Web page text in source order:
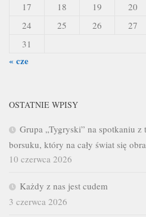
17
18 19 20
24
25 26 27
31
« cze
OSTATNIE WPISY
Grupa „Tygryski” na spotkaniu
borsuku, który na cały świat się
10 czerwca 2026
Każdy z nas jest cudem
3 czerwca 2026